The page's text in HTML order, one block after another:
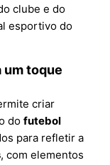
clube e do
esportivo do
um toque
criar
do futebol
para refletir a
, com elementos